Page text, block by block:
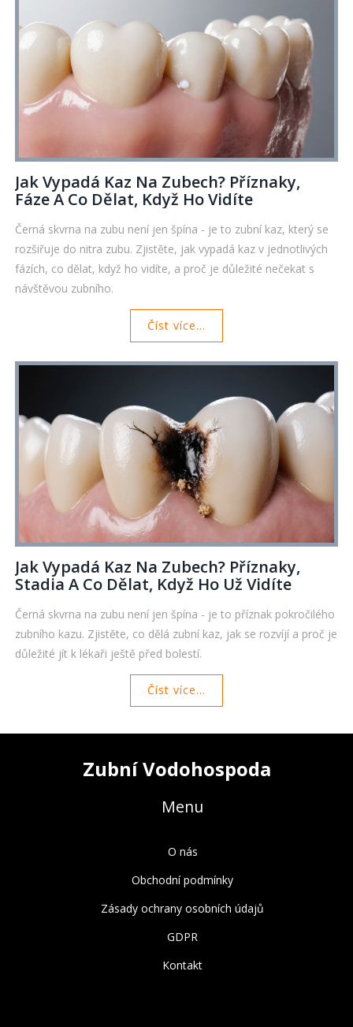
Jak Vypadá Kaz Na Zubech? Příznaky,
Fáze A Co Dělat, Když Ho Vidíte
Černá skvrna na zubu není jen špína - je to zubní kaz, který se
rozšiřuje do nitra zubu. Zjistěte, jak vypadá kaz v jednotlivých
fázích, co dělat, když ho vidíte, a proč je důležité nečekat s
návštěvou zubního.
Číst více...
Jak Vypadá Kaz Na Zubech? Příznaky,
Stadia A Co Dělat, Když Ho Už Vidíte
Černá skvrna na zubu není jen špína - je to příznak pokročilého
zubního kazu. Zjistěte, co dělá zubní kaz, jak se rozvíjí a proč je
důležité jít k lékaři ještě před bolestí.
Číst více...
Zubní Vodohospoda
Menu
O nás
Obchodní podmínky
Zásady ochrany osobních údajů
GDPR
Kontakt